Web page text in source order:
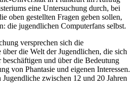
eine Untersuchung durch, bei
oben gestellten Fragen geben sollen,
die jugendlichen Computerfans selbst.
versprechen sich die
über die Welt der Jugendlichen, die sich
und über die Bedeutung
von Phantasie und eigenen Interessen.
zwischen 12 und 20 Jahren